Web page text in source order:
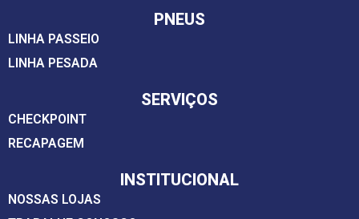
PNEUS
LINHA PASSEIO
LINHA PESADA
SERVIÇOS
CHECKPOINT
RECAPAGEM
INSTITUCIONAL
NOSSAS LOJAS